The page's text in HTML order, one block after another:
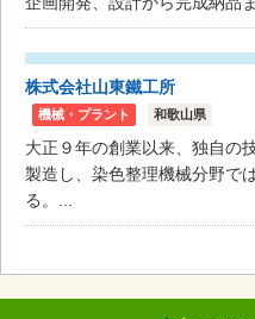
株式会社山東鐵工所
機械・プラント 和歌山県
大正９年の創業以来、独自の
製造し、染色整理機械分野で
る。...